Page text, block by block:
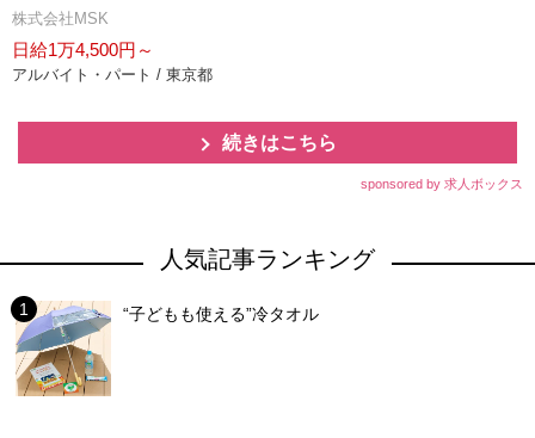
株式会社MSK
日給1万4,500円～
アルバイト・パート / 東京都
続きはこちら
sponsored by 求人ボックス
人気記事ランキング
“子どもも使える”冷タオル